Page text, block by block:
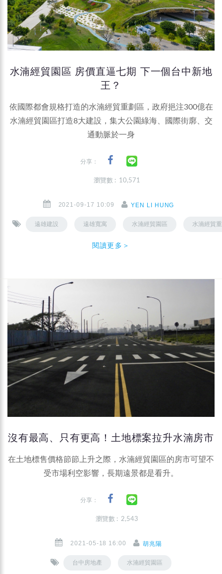
水湳經貿園區 房價直逼七期 下一個台中新地
王？
依國際都會規格打造的水湳經貿重劃區，政府挹注300億在
水湳經貿園區打造8大建設，集大公園綠海、國際街廓、交
通動脈於一身
分享：
瀏覽數 : 10,571
2021-09-17 10:09 YEN LI HUNG
遠雄建設 遠雄寬寓 水湳經貿園區 水湳經貿
閱讀更多＞
沒有最高、只有更高！土地標案拉升水湳房市
在土地標售價格節節上升之際，水湳經貿園區的房市可望不
受市場利空影響，長期遠景都是看升。
分享：
瀏覽數 : 2,543
2021-05-18 16:00 胡兆陽
台中房地產 水湳經貿園區